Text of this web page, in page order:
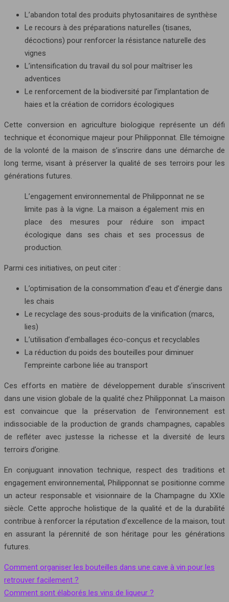
L’abandon total des produits phytosanitaires de synthèse
Le recours à des préparations naturelles (tisanes,
décoctions) pour renforcer la résistance naturelle des
vignes
L’intensification du travail du sol pour maîtriser les
adventices
Le renforcement de la biodiversité par l’implantation de
haies et la création de corridors écologiques
Cette conversion en agriculture biologique représente un défi
technique et économique majeur pour Philipponnat. Elle témoigne
de la volonté de la maison de s’inscrire dans une démarche de
long terme, visant à préserver la qualité de ses terroirs pour les
générations futures.
L’engagement environnemental de Philipponnat ne se
limite pas à la vigne. La maison a également mis en
place des mesures pour réduire son impact
écologique dans ses chais et ses processus de
production.
Parmi ces initiatives, on peut citer :
L’optimisation de la consommation d’eau et d’énergie dans
les chais
Le recyclage des sous-produits de la vinification (marcs,
lies)
L’utilisation d’emballages éco-conçus et recyclables
La réduction du poids des bouteilles pour diminuer
l’empreinte carbone liée au transport
Ces efforts en matière de développement durable s’inscrivent
dans une vision globale de la qualité chez Philipponnat. La maison
est convaincue que la préservation de l’environnement est
indissociable de la production de grands champagnes, capables
de refléter avec justesse la richesse et la diversité de leurs
terroirs d’origine.
En conjuguant innovation technique, respect des traditions et
engagement environnemental, Philipponnat se positionne comme
un acteur responsable et visionnaire de la Champagne du XXIe
siècle. Cette approche holistique de la qualité et de la durabilité
contribue à renforcer la réputation d’excellence de la maison, tout
en assurant la pérennité de son héritage pour les générations
futures.
Comment organiser les bouteilles dans une cave à vin pour les
retrouver facilement ?
Comment sont élaborés les vins de liqueur ?